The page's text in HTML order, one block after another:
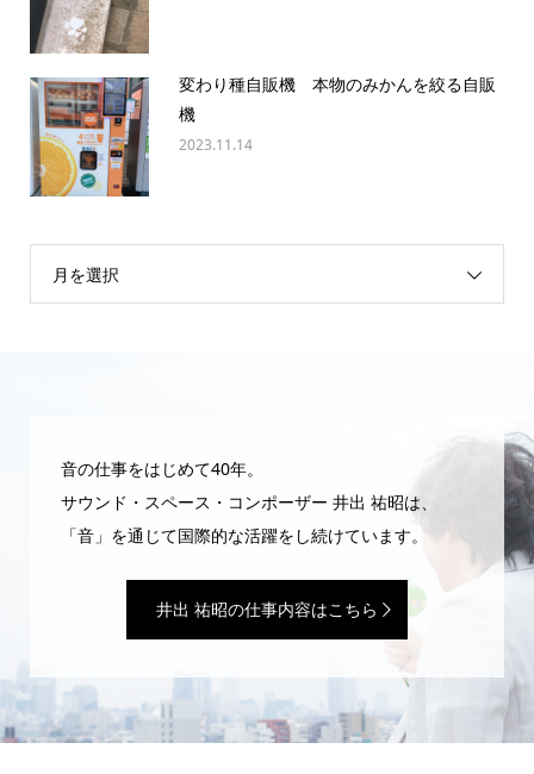
変わり種自販機 本物のみかんを絞る自販
機
2023.11.14
月を選択
音の仕事をはじめて40年。
サウンド・スペース・コンポーザー 井出 祐昭は、
「音」を通じて国際的な活躍をし続けています。
井出 祐昭の仕事内容はこちら